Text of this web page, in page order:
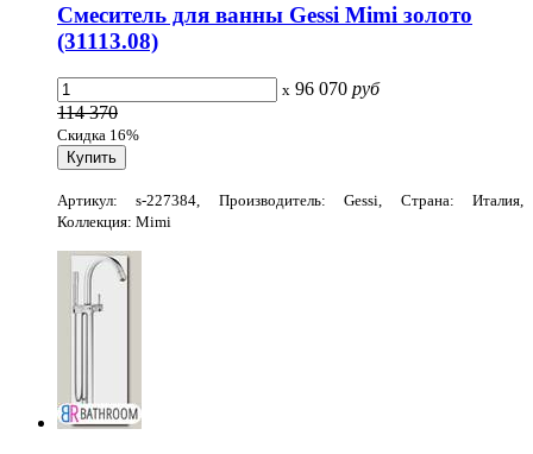
Смеситель для ванны Gessi Mimi золото
(31113.08)
x 96 070 руб
114 370
Скидка 16%
Артикул: s-227384, Производитель: Gessi, Страна: Италия,
Коллекция: Mimi